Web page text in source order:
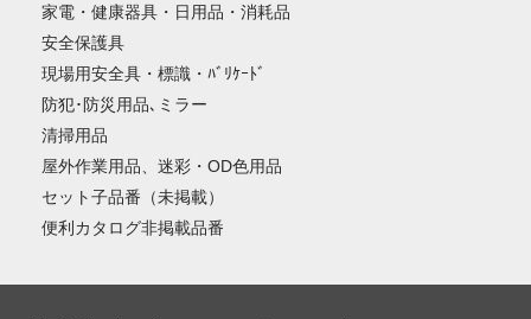
家電・健康器具・日用品・消耗品
安全保護具
現場用安全具・標識・ﾊﾞﾘｹｰﾄﾞ
防犯･防災用品､ミラー
清掃用品
屋外作業用品、迷彩・OD色用品
セット子品番（未掲載）
便利カタログ非掲載品番